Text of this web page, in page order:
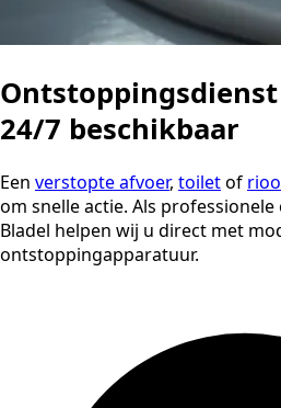
24/7 beschikbaar
Een verstopte afvoer, toiletof
om snelle actie. Als
Bladel helpen wij u direct met
ontstoppingapparatuur.